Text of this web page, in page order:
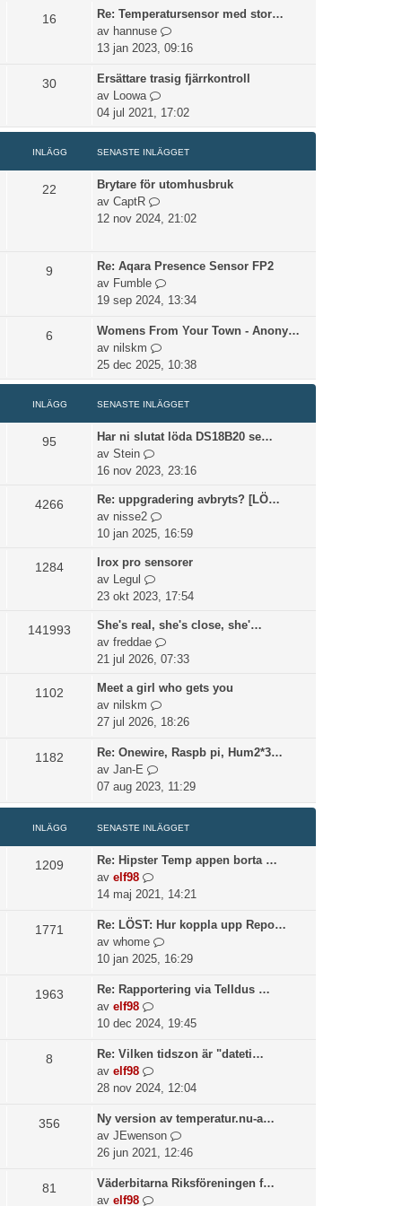
l
ä
g
t
t
i
l
g
g
e
t
t
s
e
t
i
n
l
ä
g
e
l
d
t
e
n
a
s
t
i
ä
g
16
Re: Temperatursensor med stor…
av hannuse
G
å
i
l
d
e
s
n
t
i
l
g
g
e
t
13 jan 2023, 09:16
30
Ersättare trasig fjärrkontroll
av
Loowa
G
å
t
i
l
e
n
a
t
e
i
n
l
g
e
04 jul 2021, 17:02
INLÄGG SENASTE INLÄGGET
22
Brytare för utomhusbruk
av CaptR
G
å
l
l
d
t
s
e
n
a
s
t
i
l
ä
g
g
12 nov 2024, 21:02
9
Re: Aqara Presence Sensor FP2
av Fumble
G
å
i
d
e
s
n
s
e
l
g
g
e
19 sep 2024, 13:34
6
Womens From Your Town - Anony…
av nilskm
G
t
i
l
s
e
n
s
e
n
l
g
g
e
25 dec 2025, 10:38
INLÄGG SENASTE INLÄGGET
95
Har ni slutat löda DS18B20 se…
av Stein
G
å
i
l
l
t
s
e
n
t
e
i
l
ä
g
g
e
t
16 nov 2023, 23:16
4266
Re: uppgradering avbryts? [LÖ…
av nisse2
G
å
i
d
t
e
n
a
t
i
n
l
g
10 jan 2025, 16:59
1284
Irox pro sensorer
av
Legul
G
å
l
l
s
e
n
a
e
n
ä
g
g
e
23 okt 2023, 17:54
141993
She's real, she's close, she'…
av freddae
G
å
i
l
e
s
e
n
a
s
e
n
ä
e
21 jul 2026, 07:33
1102
Meet a girl who gets you
av nilskm
G
å
i
l
d
e
s
s
t
e
n
ä
g
t
27 jul 2026, 18:26
1182
Re: Onewire, Raspb pi, Hum2*3…
av Jan-E
G
å
t
e
s
e
s
e
n
ä
g
e
t
07 aug 2023, 11:29
INLÄGG SENASTE INLÄGGET
1209
Re: Hipster Temp appen borta …
av elf98
G
å
l
l
e
t
s
a
t
e
i
l
ä
14 maj 2021, 14:21
1771
Re: LÖST: Hur koppla upp Repo…
av whome
G
å
i
e
s
a
t
10 jan 2025, 16:29
1963
Re: Rapportering via Telldus …
av elf98
G
å
i
l
l
e
t
s
10 dec 2024, 19:45
8
Re: Vilken tidszon är "dateti…
av elf98
G
å
i
l
l
e
28 nov 2024, 12:04
356
Ny version av temperatur.nu-a…
av JEwenson
G
å
i
26 jun 2021, 12:46
81
Väderbitarna Riksföreningen f…
av elf98
G